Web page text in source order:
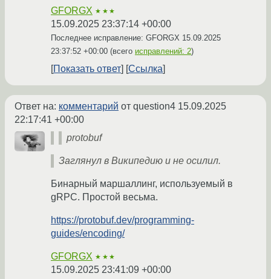
GFORGX ★★★
15.09.2025 23:37:14 +00:00
Последнее исправление: GFORGX 15.09.2025
23:37:52 +00:00 (всего исправлений: 2)
Показать ответ Ссылка
Ответ на: комментарий от question4 15.09.2025
22:17:41 +00:00
protobuf
Заглянул в Википедию и не осилил.
Бинарный маршаллинг, используемый в
gRPC. Простой весьма.
https://protobuf.dev/programming-
guides/encoding/
GFORGX ★★★
15.09.2025 23:41:09 +00:00